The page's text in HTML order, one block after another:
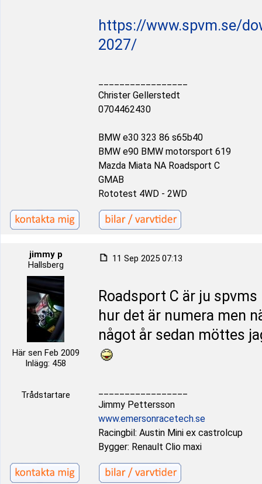
https://www.spvm.se/
2027/
Christer Gellerstedt
0704462430
BMW e30 323 86 s65b40
BMW e90 BMW motorsport 619
Mazda Miata NA Roadsport C
GMAB
Rototest 4WD - 2WD
jimmy p
Hallsberg
Här sen Feb 2009
Inlägg: 458
Trådstartare
11 Sep 2025 07:13
Roadsport C är ju
hur det är numera men
något år sedan möttes
Jimmy Pettersson
www.emersonracetech.se
Racingbil: Austin Mini ex castrolcup
Bygger: Renault Clio maxi